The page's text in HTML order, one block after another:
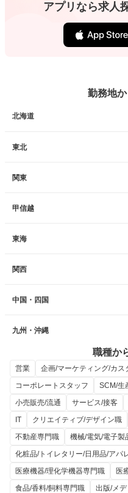
アプリなら求人
勤務地
北海道
東北
関東
甲信越
東海
関西
中国・四国
九州・沖縄
職種か
営業
企画/マーケティング/カス
コーポレートスタッフ
SCM/生
小売販売/流通
サービス/接客
IT
クリエイティブ/デザイン職
不動産専門職
機械/電気/電子製
化粧品/トイレタリー/日用品/アパ
医療機器/理化学機器専門職
医
食品/香料/飼料専門職
出版/メ